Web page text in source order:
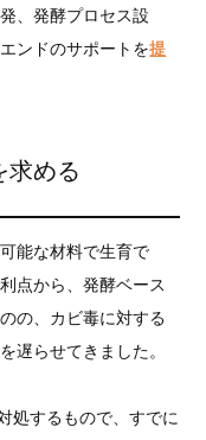
、発酵プロセス設
ンドのサポートを提
求める
能な材料で生育で
点から、発酵ベース
の、カビ毒に対する
遅らせてきました。
処するもので、すでに